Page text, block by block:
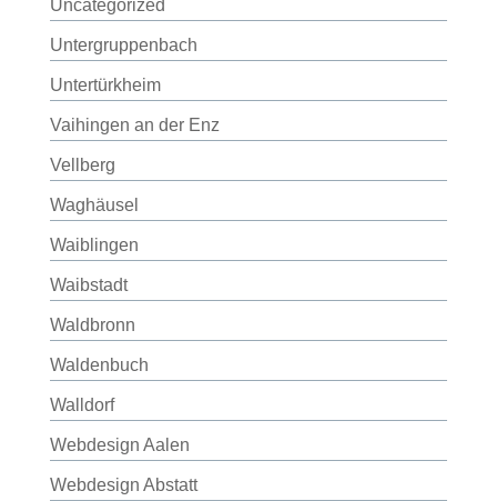
Uncategorized
Untergruppenbach
Untertürkheim
Vaihingen an der Enz
Vellberg
Waghäusel
Waiblingen
Waibstadt
Waldbronn
Waldenbuch
Walldorf
Webdesign Aalen
Webdesign Abstatt